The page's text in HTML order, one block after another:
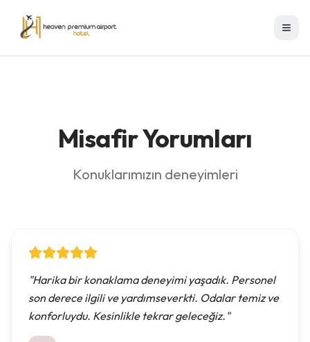
Misafir Yorumları
Konuklarımızın deneyimleri
"Harika bir konaklama deneyimi yaşadık. Personel
son derece ilgili ve yardımseverkti. Odalar temiz ve
konforluydu. Kesinlikle tekrar geleceğiz. "